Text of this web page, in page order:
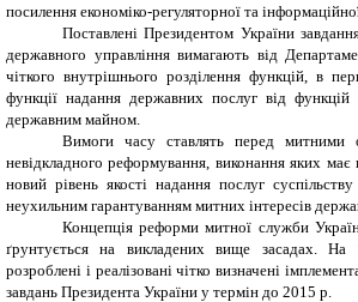
посилення економіко-регуляторної та
Поставлені Президентом України
державного управління вимагають від
чіткого внутрішнього розділення функцій, в
функції надання державних послуг від
державним майном.
Вимоги часу ставлять перед митними
невідкладного реформування, виконання яких
новий рівень якості надання послуг
неухильним гарантуванням митних інтересів
Концепція реформи митної служби
ґрунтується на викладених вище засадах. На
розроблені і реалізовані чітко визначені
завдань Президента України у термін до 2015 р.